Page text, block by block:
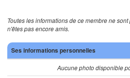
Toutes les informations de ce membre ne
n'êtes pas encore amis.
Ses informations personnelles
Aucune photo disponible